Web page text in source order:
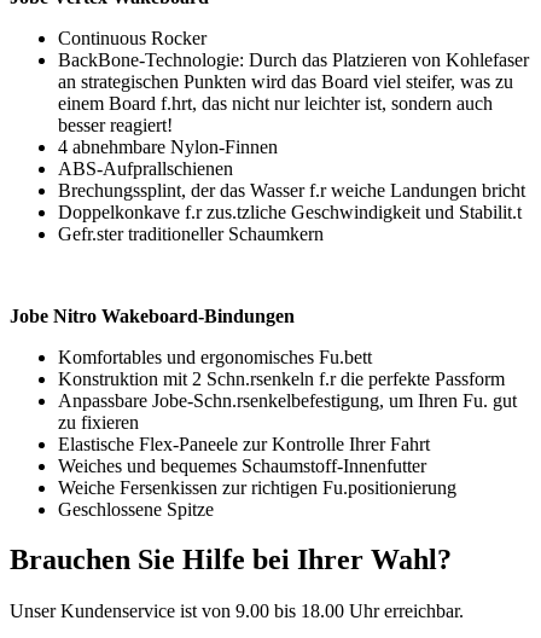
Continuous Rocker
BackBone-Technologie: Durch das Platzieren von Kohlefaser
an strategischen Punkten wird das Board viel steifer, was zu
einem Board f.hrt, das nicht nur leichter ist, sondern auch
besser reagiert!
4 abnehmbare Nylon-Finnen
ABS-Aufprallschienen
Brechungssplint, der das Wasser f.r weiche Landungen bricht
Doppelkonkave f.r zus.tzliche Geschwindigkeit und Stabilit.t
Gefr.ster traditioneller Schaumkern
Jobe Nitro Wakeboard-Bindungen
Komfortables und ergonomisches Fu.bett
Konstruktion mit 2 Schn.rsenkeln f.r die perfekte Passform
Anpassbare Jobe-Schn.rsenkelbefestigung, um Ihren Fu. gut
zu fixieren
Elastische Flex-Paneele zur Kontrolle Ihrer Fahrt
Weiches und bequemes Schaumstoff-Innenfutter
Weiche Fersenkissen zur richtigen Fu.positionierung
Geschlossene Spitze
Brauchen Sie Hilfe bei Ihrer Wahl?
Unser Kundenservice ist von 9.00 bis 18.00 Uhr erreichbar.